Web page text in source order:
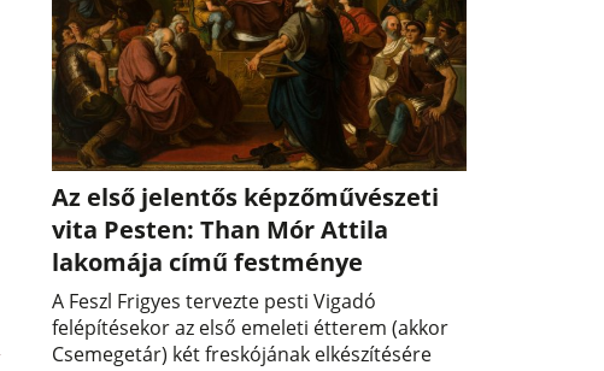
Az első jelentős képzőművészeti
vita Pesten: Than Mór Attila
lakomája című festménye
A Feszl Frigyes tervezte pesti Vigadó
felépítésekor az első emeleti étterem (akkor
Csemegetár) két freskójának elkészítésére